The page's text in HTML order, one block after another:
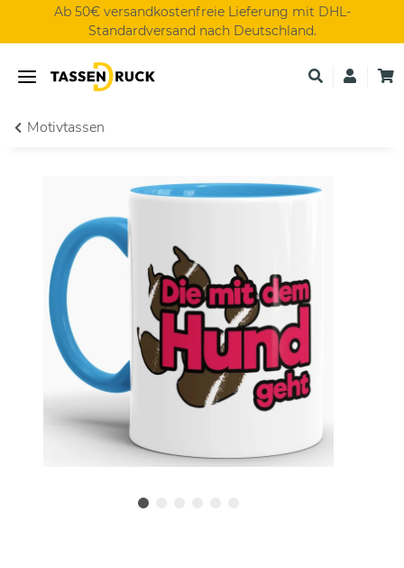
Ab 50€ versandkostenfreie Lieferung mit DHL-
Standardversand nach Deutschland.
Motivtassen